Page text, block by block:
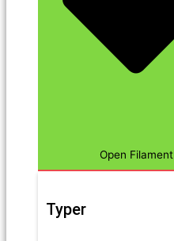
Open Filament
Typer